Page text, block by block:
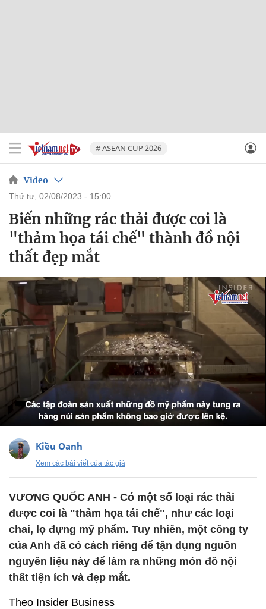
# ASEAN CUP 2026
Video
thứ tư, 02/08/2023 - 15:00
Biến những rác thải được coi là
"thảm họa tái chế" thành đồ nội
thất đẹp mắt
Kiều Oanh
Xem các bài viết của tác giả
VƯƠNG QUỐC ANH - Có một số loại rác thải
được coi là "thảm họa tái chế", như các loại
chai, lọ đựng mỹ phẩm. Tuy nhiên, một công ty
của Anh đã có cách riêng để tận dụng nguồn
nguyên liệu này để làm ra những món đồ nội
thất tiện ích và đẹp mắt.
Theo Insider Business